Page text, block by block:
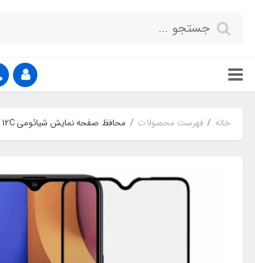
خانه فهرست محصولات محافظ صفحه نمایش شیائومی Xiaomi Redmi 12C